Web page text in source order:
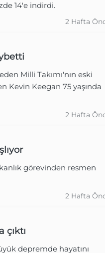
14'e indirdi.
2 Hafta
Milli Takımı'nın eski
Kevin Keegan 75 yaşında
2 Hafta
görevinden resmen
2 Hafta
çıktı
depremde hayatını